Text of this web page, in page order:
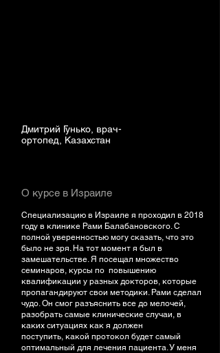
Дмитрий Гунько, врач-
ортопед, Казахстан
О курсе в Израиле
Специализацию в Израиле я проходил в 2018
году в клинике Рами Балабановского. С
полной уверенностью могу сказать, что это
было не зря. На тот момент я был в
замешательстве. Я посещал множество
семинаров, курсы по повышению
квалификации у разных докторов, которые
пропагандируют свои методики. Рами сделал
чудо. Он смог разъяснить все до мелочей,
разобрать самые клинические случаи, в
каких ситуациях как я должен
поступить, какой протокол будет самый
оптимальный для лечения пациента. У меня